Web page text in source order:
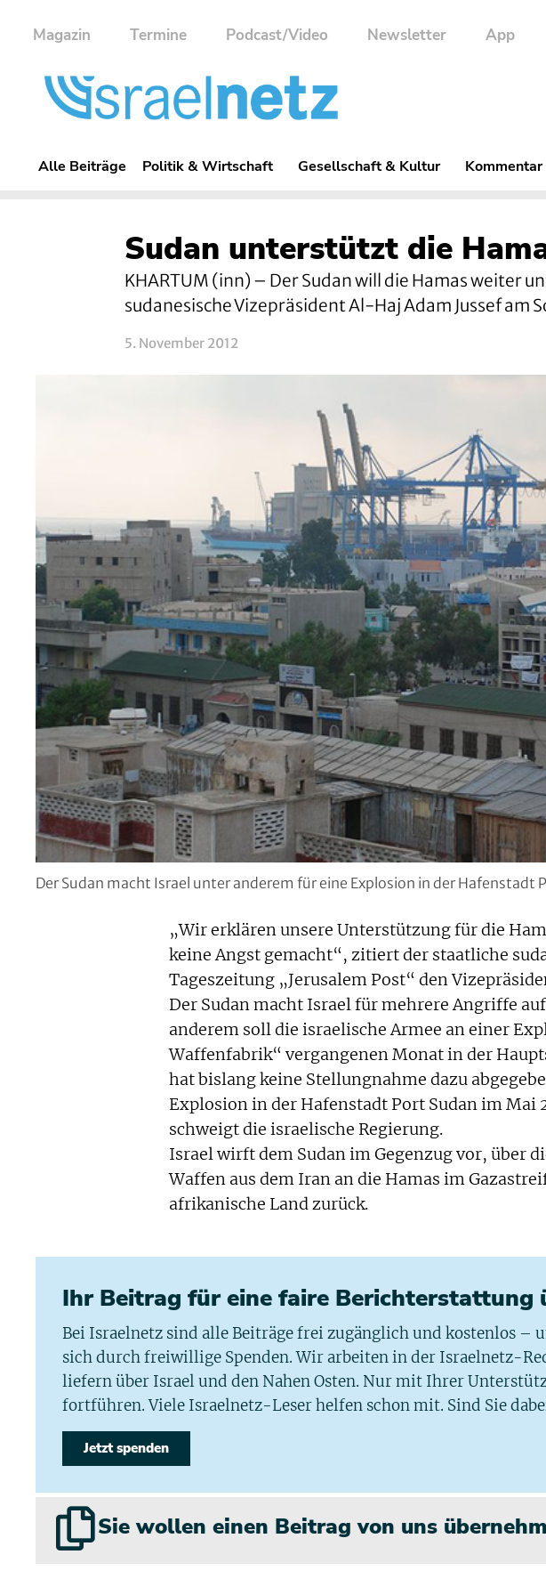
Magazin Termine Podcast/Video Newsletter App
Alle Beiträge Politik & Wirtschaft Gesellschaft & Kultur
Sudan unterstützt die
KHARTUM (inn) – Der Sudan will die Hamas weiter
sudanesische Vizepräsident Al-Haj Adam Jussef am
5. November 2012
Der Sudan macht Israel unter anderem für eine Explosion in der Hafenstadt
„Wir erklären unsere Unterstützung für die
keine Angst gemacht“, zitiert der staatliche
Tageszeitung „Jerusalem Post“ den
Der Sudan macht Israel für mehrere Angriffe
anderem soll die israelische Armee an einer
Waffenfabrik“ vergangenen Monat in der
hat bislang keine Stellungnahme dazu
Explosion in der Hafenstadt Port Sudan im Mai
schweigt die israelische Regierung.
Israel wirft dem Sudan im Gegenzug vor, über
Waffen aus dem Iran an die Hamas im
afrikanische Land zurück.
Ihr Beitrag für eine faire Berichterstattung
Bei Israelnetz sind alle Beiträge frei zugänglich und kostenlos –
sich durch freiwillige Spenden. Wir arbeiten in der Israelnetz-
liefern über Israel und den Nahen Osten. Nur mit Ihrer
fortführen. Viele Israelnetz-Leser helfen schon mit. Sind Sie
Jetzt spenden
Sie wollen einen Beitrag von uns